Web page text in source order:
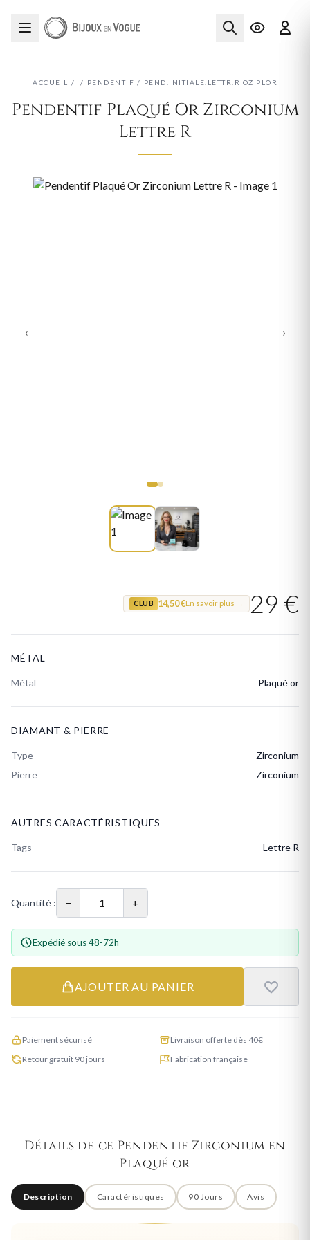
ACCUEIL / / PENDENTIF / PEND.INITIALE.LETTR.R OZ PLOR
Pendentif Plaqué Or Zirconium
Lettre R
‹ ›
CLUB 14,50 €En savoir plus → 29 €
MÉTAL
Métal Plaqué or
DIAMANT & PIERRE
Type
Zirconium
Pierre
Zirconium
AUTRES CARACTÉRISTIQUES
Tags Lettre R
Quantité : − +
Expédié sous 48-72h
AJOUTER AU PANIER
Paiement sécurisé
Livraison offerte dès 40€
Retour gratuit 90 jours
Fabrication française
Détails de ce Pendentif Zirconium en
Plaqué or
Description Caractéristiques 90 Jours Avis